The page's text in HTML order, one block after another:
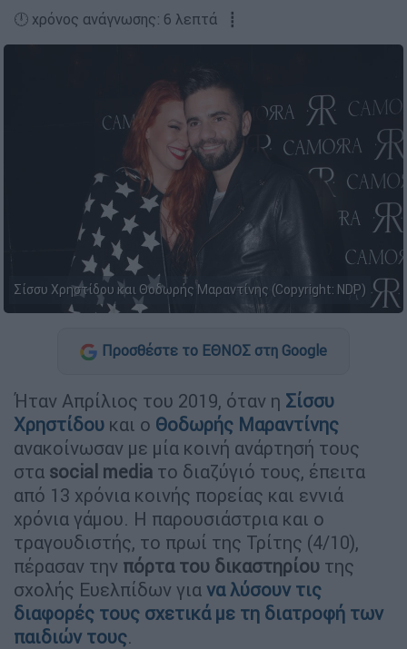
🕛 χρόνος ανάγνωσης: 6 λεπτά ┋
Σίσσυ Χρηστίδου και Θοδωρής Μαραντίνης (Copyright: NDP)
Προσθέστε το ΕΘΝΟΣ στη Google
Ήταν Απρίλιος του 2019, όταν η Σίσσυ
Χρηστίδου και ο Θοδωρής Μαραντίνης
ανακοίνωσαν με μία κοινή ανάρτησή τους
στα social media το διαζύγιό τους, έπειτα
από 13 χρόνια κοινής πορείας και εννιά
χρόνια γάμου. Η παρουσιάστρια και ο
τραγουδιστής, το πρωί της Τρίτης (4/10),
πέρασαν την πόρτα του δικαστηρίου της
σχολής Ευελπίδων για να λύσουν τις
διαφορές τους σχετικά με τη διατροφή των
παιδιών τους.